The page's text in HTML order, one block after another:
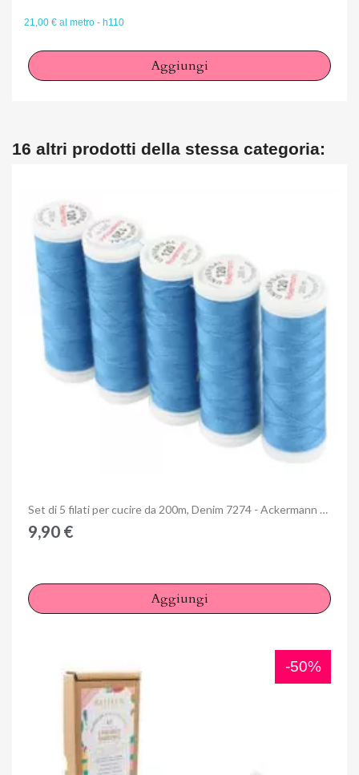
21,00 € al metro - h110
Aggiungi
16 altri prodotti della stessa categoria:
Anteprima Set di 5 filati per cucire da 200m, Denim 7274 - Ackermann Universal 120
9,90 €
Aggiungi
-50%